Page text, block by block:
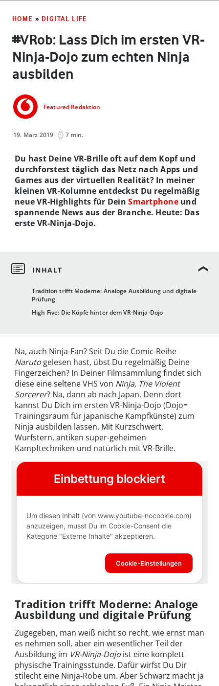
HOME » DIGITAL LIFE
#VRob: Lass Dich im ersten VR-
Ninja-Dojo zum echten Ninja
ausbilden
Featured Redaktion
19. März 2019 7 min.
Tradition trifft Moderne: Analoge Ausbildung und digitale
Prüfung
High Five: Die Köpfe hinter dem VR-Ninja-Dojo
Du hast Deine VR-Brille oft auf dem Kopf und
durchforstest täglich das Netz nach Apps und
Games aus der virtuellen Realität? In meiner
kleinen VR-Kolumne entdeckst Du regelmäßig
neue VR-Highlights für DeinSmartphoneund
spannende News aus der Branche. Heute: Das
erste VR-Ninja-Dojo.
Na, auch Ninja-Fan? Seit Du die Comic-Reihe
Naruto gelesen hast, übst Du regelmäßig Deine
Fingerzeichen? In Deiner Filmsammlung findet sich
diese eine seltene VHS von Ninja, The Violent
Sorcerer? Na, dann ab nach Japan. Denn dort
kannst Du Dich im ersten VR-Ninja-Dojo (Dojo=
Trainingsraum für japanische Kampfkünste) zum
Ninja ausbilden lassen. Mit Kurzschwert,
Wurfstern, antiken super-geheimen
Kampftechniken und natürlich mit VR-Brille.
Tradition trifft Moderne: Analoge
Ausbildung und digitale Prüfung
Zugegeben, man weiß nicht so recht, wie ernst man
es nehmen soll, aber ein wesentlicher Teil der
Ausbildung im VR-Ninja-Dojo ist eine komplett
physische Trainingsstunde. Dafür wirfst Du Dir
stilecht eine Ninja-Robe um. Aber Schwarz macht ja